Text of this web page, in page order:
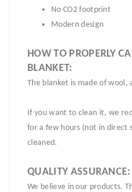
No CO2 footprint
Modern design
HOW TO PROPERLY
BLANKET:
The blanket is made of wool,
If you want to clean it, we
for a few hours (not in direct
cleaned.
QUALITY ASSURANCE:
We believe in our products.